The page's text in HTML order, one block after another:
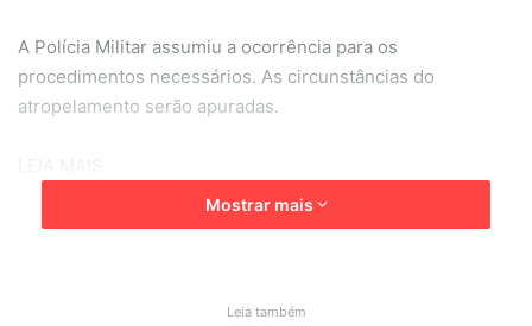
A Polícia Militar assumiu a ocorrência para os
procedimentos necessários. As circunstâncias do
atropelamento serão apuradas.
Assalto no trânsito termina com roubo de medicamentos
VÍDEO — Ação da GM interrompe esquema de tráfico em
Mostrar mais
Leia também